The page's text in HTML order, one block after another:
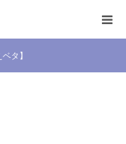
ベタ】